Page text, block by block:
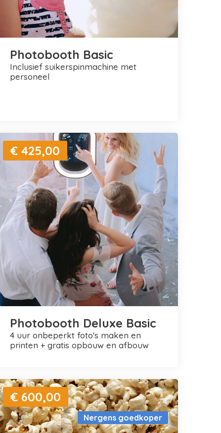
Photobooth Basic
inclusief suikerspinmachine met
personeel
€ 425,00
Photobooth Deluxe Basic
4 uur onbeperkt foto's maken en
printen + gratis opbouw en afbouw
Nergens goedkoper
€ 600,00